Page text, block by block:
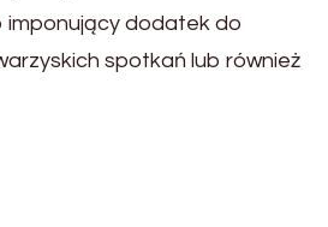
imponujący dodatek do
spotkań lub również